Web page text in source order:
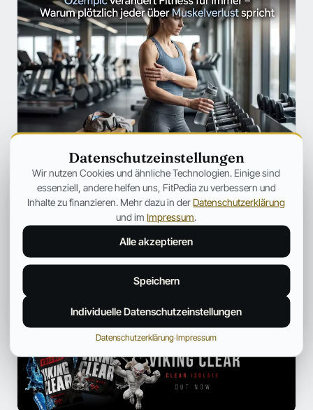
Ozempic verändert Fitness für immer
– Warum plötzlich jeder über
Muskelverlust spricht
Warum GLP-1-Medikamente immer häufiger unter dem
Aspekt des Muskelabbaus besprochen werden.
Jonas Bauer 19. Juli 2026 12 Min.
Datenschutzeinstellungen
Wir nutzen Cookies und ähnliche Technologien. Einige sind
essenziell, andere helfen uns, FitPedia zu verbessern und
Inhalte zu finanzieren. Mehr dazu in der Datenschutzerklärung
und im Impressum
Alle akzeptieren
Speichern
Individuelle Datenschutzeinstellungen
Datenschutzerklärung·Impressum